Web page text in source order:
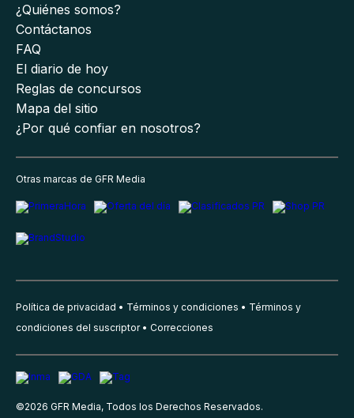
¿Quiénes somos?
Contáctanos
FAQ
El diario de hoy
Reglas de concursos
Mapa del sitio
¿Por qué confiar en nosotros?
Otras marcas de GFR Media
Política de privacidad Términos y condiciones
Términos y
condiciones del suscriptor
Correcciones
©2026 GFR Media, Todos los Derechos Reservados.